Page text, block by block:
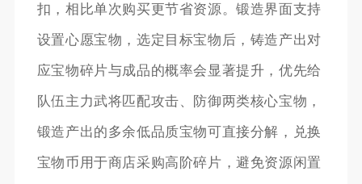
扣，相比单次购买更节省资源。锻造界面支持
设置心愿宝物，选定目标宝物后，铸造产出对
应宝物碎片与成品的概率会显著提升，优先给
队伍主力武将匹配攻击、防御两类核心宝物，
锻造产出的多余低品质宝物可直接分解，兑换
宝物币用于商店采购高阶碎片，避免资源闲置